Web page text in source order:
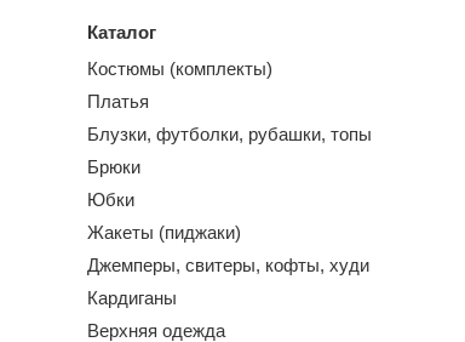
Каталог
Костюмы (комплекты)
Платья
Блузки, футболки, рубашки, топы
Брюки
Юбки
Жакеты (пиджаки)
Джемперы, свитеры, кофты, худи
Кардиганы
Верхняя одежда